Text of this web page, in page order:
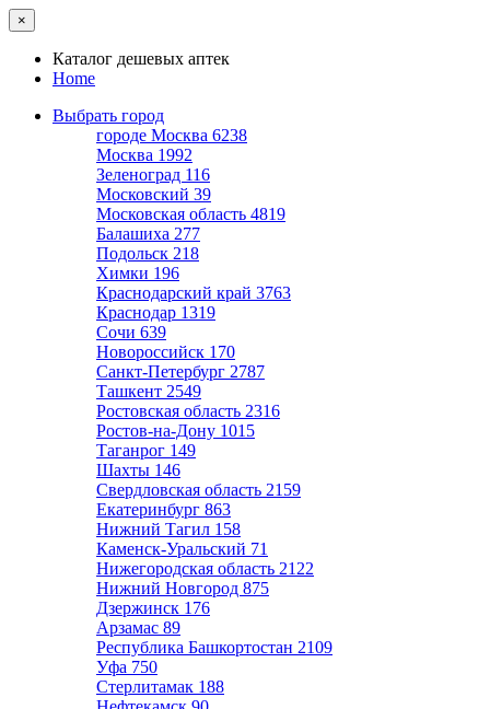
×
Каталог дешевых аптек
Home
Выбрать город
городе Москва 6238
Москва 1992
Зеленоград 116
Московский 39
Московская область 4819
Балашиха 277
Подольск 218
Химки 196
Краснодарский край 3763
Краснодар 1319
Сочи 639
Новороссийск 170
Санкт-Петербург 2787
Ташкент 2549
Ростовская область 2316
Ростов-на-Дону 1015
Таганрог 149
Шахты 146
Свердловская область 2159
Екатеринбург 863
Нижний Тагил 158
Каменск-Уральский 71
Нижегородская область 2122
Нижний Новгород 875
Дзержинск 176
Арзамас 89
Республика Башкортостан 2109
Уфа 750
Стерлитамак 188